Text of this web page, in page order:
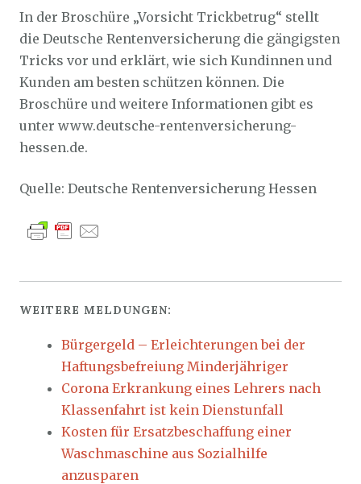
In der Broschüre „Vorsicht Trickbetrug“ stellt
die Deutsche Rentenversicherung die gängigsten
Tricks vor und erklärt, wie sich Kundinnen und
Kunden am besten schützen können. Die
Broschüre und weitere Informationen gibt es
unter www.deutsche-rentenversicherung-
hessen.de.
Quelle: Deutsche Rentenversicherung Hessen
WEITERE MELDUNGEN:
Bürgergeld – Erleichterungen bei der
Haftungsbefreiung Minderjähriger
Corona Erkrankung eines Lehrers nach
Klassenfahrt ist kein Dienstunfall
Kosten für Ersatzbeschaffung einer
Waschmaschine aus Sozialhilfe
anzusparen